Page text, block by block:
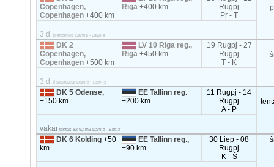
Copenhagen,
Copenhagen+400 km
Riga+400 km
Rugpj
Pr - T
3 d. platformos Danija - Latvija
DK 2
Copenhagen,
Copenhagen+500 km
LV 10 Riga reg.,
Riga+450 km
19 Rugpj - 27
Rugpj
T - K
3 d. šaldytuvas Danija - Latvija
DK 5 Odense,
+150 km
EE Tallinn reg.
+200 km
11 Rugpj - 14
Rugpj
A - P
vakar tentas 82-92 m3 Danija - Estija
DK 6 Kolding+50
km
EE Tallinn reg.,
+90 km
30 Liep - 08
Rugpj
K - Š